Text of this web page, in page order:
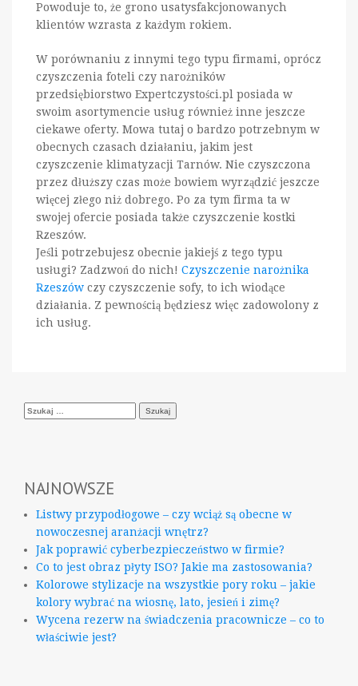
Powoduje to, że grono usatysfakcjonowanych
klientów wzrasta z każdym rokiem.
W porównaniu z innymi tego typu firmami, oprócz
czyszczenia foteli czy narożników
przedsiębiorstwo Expertczystości.pl posiada w
swoim asortymencie usług również inne jeszcze
ciekawe oferty. Mowa tutaj o bardzo potrzebnym w
obecnych czasach działaniu, jakim jest
czyszczenie klimatyzacji Tarnów. Nie czyszczona
przez dłuższy czas może bowiem wyrządzić jeszcze
więcej złego niż dobrego. Po za tym firma ta w
swojej ofercie posiada także czyszczenie kostki
Rzeszów.
Jeśli potrzebujesz obecnie jakiejś z tego typu
usługi? Zadzwoń do nich! Czyszczenie narożnika
Rzeszów czy czyszczenie sofy, to ich wiodące
działania. Z pewnością będziesz więc zadowolony z
ich usług.
Szukaj:
NAJNOWSZE
Listwy przypodłogowe – czy wciąż są obecne w
nowoczesnej aranżacji wnętrz?
Jak poprawić cyberbezpieczeństwo w firmie?
Co to jest obraz płyty ISO? Jakie ma zastosowania?
Kolorowe stylizacje na wszystkie pory roku – jakie
kolory wybrać na wiosnę, lato, jesień i zimę?
Wycena rezerw na świadczenia pracownicze – co to
właściwie jest?